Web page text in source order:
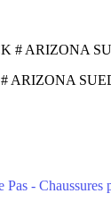
ARIZONA